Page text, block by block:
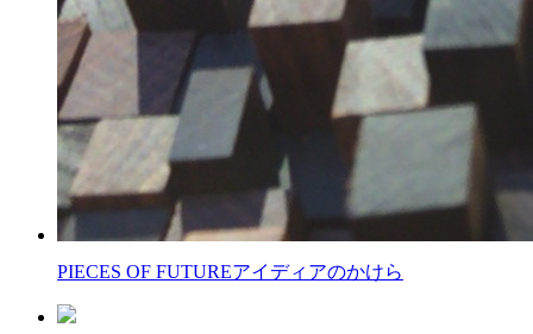
PIECES OF FUTUREアイディアのかけら